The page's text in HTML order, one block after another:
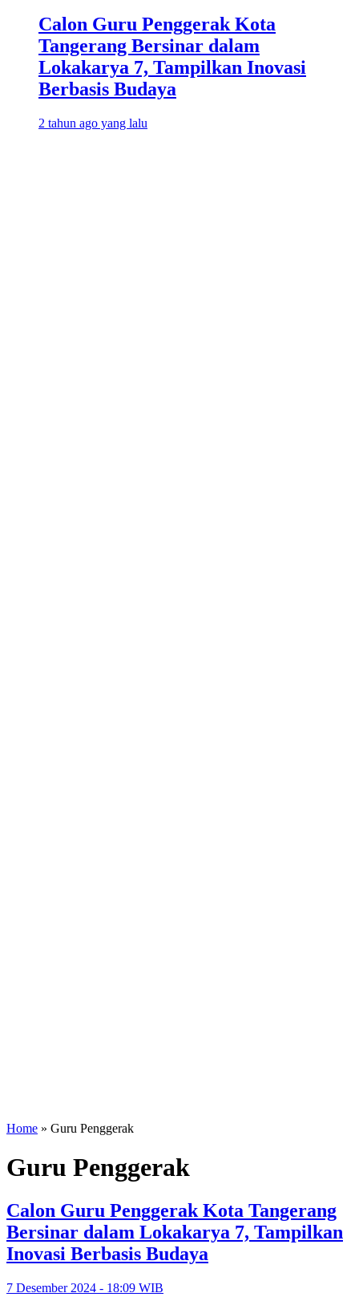
Calon Guru Penggerak Kota
Tangerang Bersinar dalam
Lokakarya 7, Tampilkan Inovasi
Berbasis Budaya
2 tahun ago yang lalu
Home » Guru Penggerak
Guru Penggerak
Calon Guru Penggerak Kota Tangerang
Bersinar dalam Lokakarya 7, Tampilkan
Inovasi Berbasis Budaya
7 Desember 2024 - 18:09 WIB